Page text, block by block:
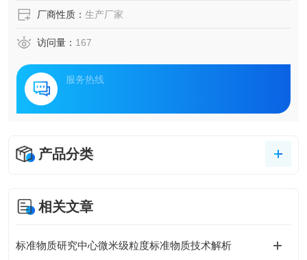
厂商性质： 生产厂家
访问量： 167
服务热线
产品分类
相关文章
标准物质研究中心微米级粒度标准物质技术解析